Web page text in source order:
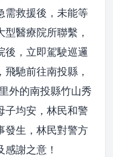
需救援後，未能等
醫療院所聯繫，
後，立即駕駛巡邏
馳前往南投縣，
外的南投縣竹山秀
子均安，林民和警
發生，林民對警方
謝之意！